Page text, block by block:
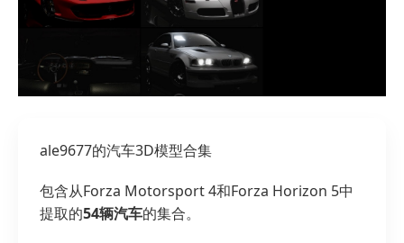
ale9677的汽车3D模型合集
包含从Forza Motorsport 4和Forza Horizon 5中
提取的54辆汽车的集合。